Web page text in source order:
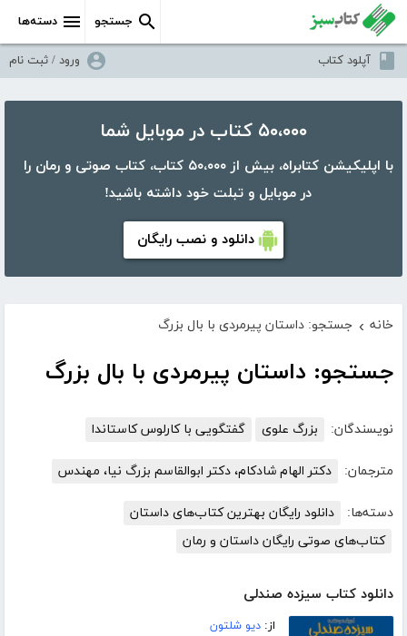
دسته‌ها جستجو
آپلود کتاب ورود / ثبت نام
۵۰،۰۰۰ کتاب در موبایل شما
با اپلیکیشن کتابراه، بیش از ۵۰،۰۰۰ کتاب، کتاب صوتی و رمان را
در موبایل و تبلت خود داشته باشید!
دانلود و نصب رایگان
خانه › جستجو: داستان پیرمردی با بال بزرگ
جستجو: داستان پیرمردی با بال بزرگ
نویسندگان: بزرگ علوی گفتگویی با کارلوس کاستاندا
مترجمان: دکتر الهام شادکام، دکتر ابوالقاسم بزرگ نیا، مهندس
دسته‌ها:
دانلود رایگان بهترین کتاب‌های داستان
کتاب‌های صوتی رایگان داستان و رمان
دانلود کتاب سیزده صندلی
از:دیو شلتون